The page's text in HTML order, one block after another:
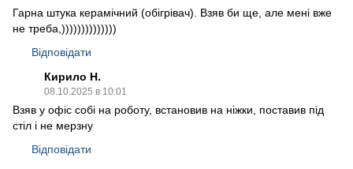
Гарна штука керамічний (обігрівач). Взяв би ще, але мені вже
не треба,))))))))))))))
Відповідати
Кирило Н.
08.10.2025 в 10:01
Взяв у офіс собі на роботу, встановив на ніжки, поставив під
стіл і не мерзну
Відповідати